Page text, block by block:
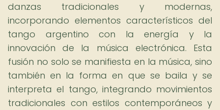
danzas tradicionales y modernas,
incorporando elementos característicos del
tango argentino con la energía y la
innovación de la música electrónica. Esta
fusión no solo se manifiesta en la música, sino
también en la forma en que se baila y se
interpreta el tango, integrando movimientos
tradicionales con estilos contemporáneos y